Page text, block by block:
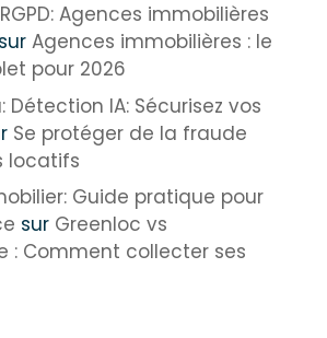
Agences immobilières
sur Agences immobilières : le
pour 2026
Détection IA: Sécurisez vos
Se protéger de la fraude
locatifs
Guide pratique pour
sur Greenloc vs
: Comment collecter ses